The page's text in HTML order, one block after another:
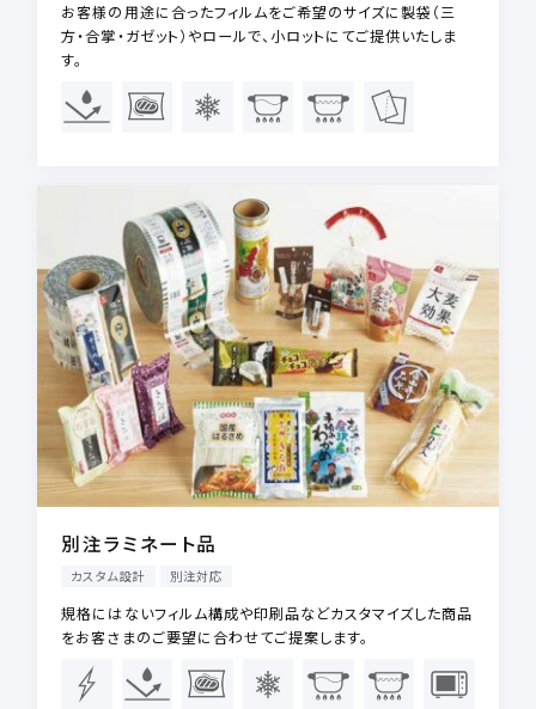
お客様の用途に合ったフィルムをご希望のサイズに製袋（三
方・合掌・ガゼット）やロールで、小ロットにてご提供いたしま
す。
別注ラミネート品
カスタム設計 別注対応
規格にはないフィルム構成や印刷品などカスタマイズした商品
をお客さまのご要望に合わせてご提案します。